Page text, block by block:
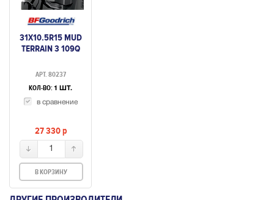
31X10.5R15 MUD
TERRAIN 3 109Q
АРТ. 80237
КОЛ-ВО: 1 ШТ.
в сравнение
27 330p
1
В КОРЗИНУ